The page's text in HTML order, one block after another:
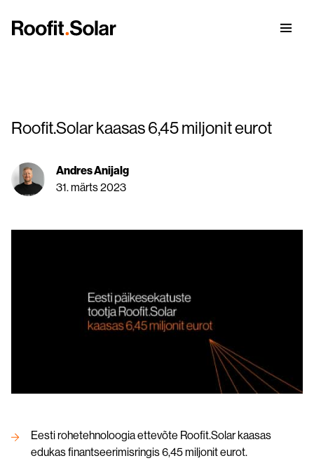
päikesekatusele
Päikesekatuse paigaldus
Galerii
Terasest päikesekatuse eelised
Tootelehed ja paigaldusjuhendid
Koostööpartneritele
Roofit.Solar kaasas 6,45 miljonit eurot
Andres Anijalg
31. märts 2023
Eesti rohetehnoloogia ettevõte Roofit.Solar kaasas
edukas finantseerimisringis 6,45 miljonit eurot.